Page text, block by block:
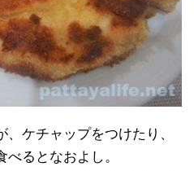
ケチャップをつけたり、
るとなおよし。